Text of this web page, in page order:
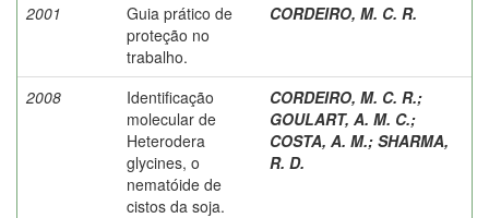
2001
Guia prático de
proteção no
trabalho.
CORDEIRO, M. C. R.
2008
Identificação
molecular de
Heterodera
glycines, o
nematóide de
cistos da soja.
CORDEIRO, M. C. R.;
GOULART, A. M. C.;
COSTA, A. M.; SHARMA,
R. D.